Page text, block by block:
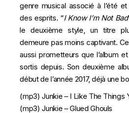
genre musical associé à l’été
des esprits. “I Know I’m Not Bad
le deuxième style, un titre
demeure pas moins captivant.
aussi prometteurs que l’album
sortis depuis. Son deuxième
début de l’année 2017, déjà une
(mp3)Junkie – I Like The Things
(mp3)Junkie – Glued Ghouls